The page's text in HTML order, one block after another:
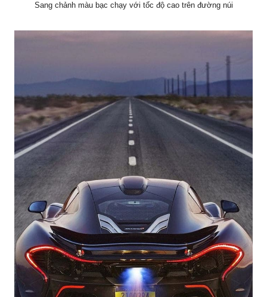
Sang chảnh màu bạc chạy với tốc độ cao trên đường núi